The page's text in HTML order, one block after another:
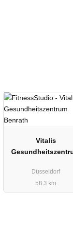
Vitalis
Düsseldorf
58.3 km